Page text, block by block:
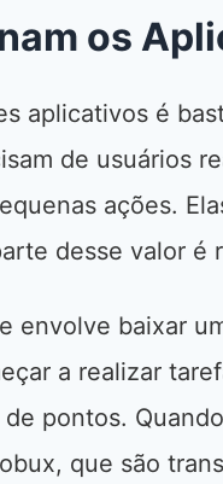
os
aplicativos é
de usuários
ações.
desse valor é
envolve baixar
a realizar
pontos.
que são